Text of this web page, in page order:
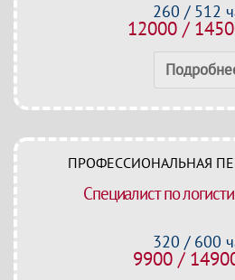
260 / 512
12000 /
ПРОФЕССИОНАЛЬНАЯ
Специалист по
320 / 600
9900 /